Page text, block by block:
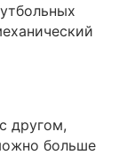
другом,
больше